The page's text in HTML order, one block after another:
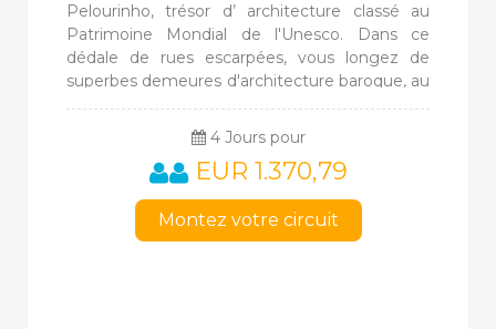
Pelourinho, trésor d’ architecture classé au
Patrimoine Mondial de l'Unesco. Dans ce
dédale de rues escarpées, vous longez de
superbes demeures d'architecture baroque, au
son de la capoeira, et vous vous mélangez à la
foule qui danse dans les concerts de rue...
4 Jours pour
EUR 1.370,79
Montez votre circuit